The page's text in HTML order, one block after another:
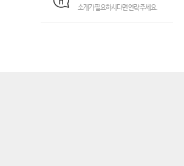
소개가 필요하시다면 연락 주세요.